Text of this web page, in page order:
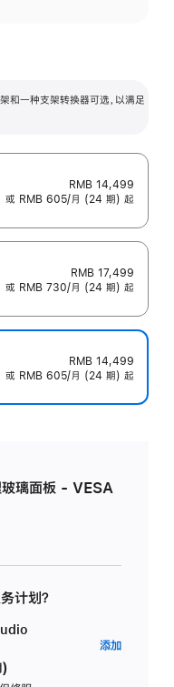
一种支架转换器可选，以满足
RMB 14,499
或 RMB 605/月 (24 期) 起
RMB 17,499
或 RMB 730/月 (24 期) 起
RMB 14,499
或 RMB 605/月 (24 期) 起
璃面板 - VESA
计划？
)
添加